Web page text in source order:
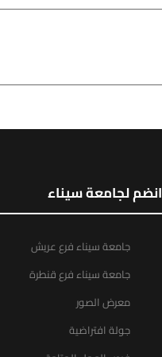
انضم لجامعة سيناء
جامعة سيناء فرع عريش
جامعة سيناء فرع قنطرة
معرض الصور
جولة افتراضية